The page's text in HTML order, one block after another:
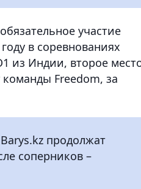
участие
в соревнованиях
из Индии, второе
Freedom, за
продолжат
соперников –